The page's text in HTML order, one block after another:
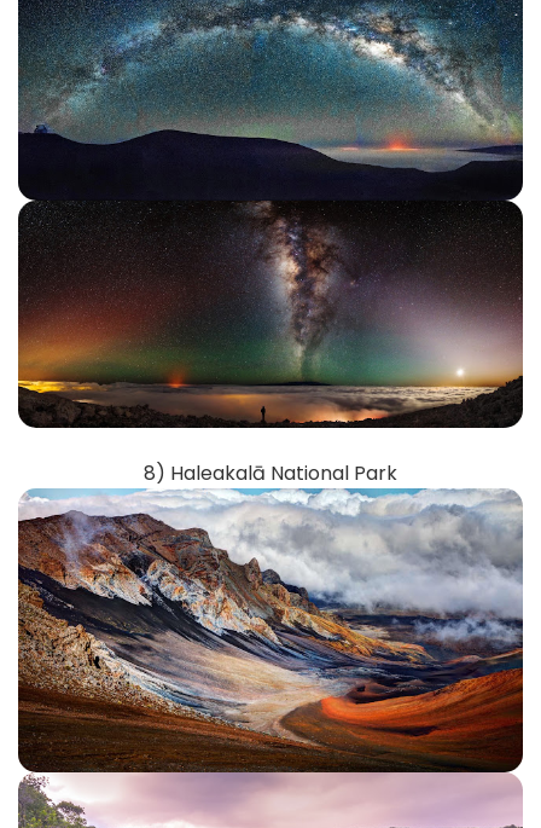
8) Haleakalā National Park